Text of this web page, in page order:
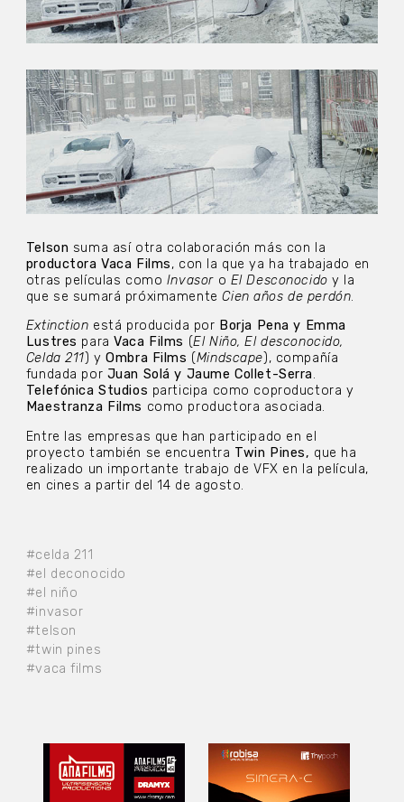
#celda 211
#el deconocido
#el niño
#invasor
#telson
#twin pines
#vaca films
Telson suma así otra colaboración más con la
productora Vaca Films, con la que ya ha trabajado en
otras películas como Invasoro El Desconocido y la
que se sumará próximamenteCien años de perdón.
Extinction está producida por Borja Pena y Emma
Lustres para Vaca Films (El Niño, El desconocido,
Celda 211) yOmbra Films (Mindscape), compañía
fundada por Juan Solá y Jaume Collet-Serra.
Telefónica Studios participa como coproductora y
Maestranza Films como productora asociada.
Entre las empresas que han participado en el
proyecto también se encuentra Twin Pines, que ha
realizado un importante trabajo de VFX en la película,
en cines a partir del 14 de agosto.